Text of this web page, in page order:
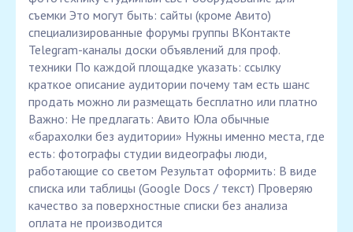
съемки Это могут быть: сайты (кроме Авито)
специализированные форумы группы ВКонтакте
Telegram-каналы доски объявлений для проф.
техники По каждой площадке указать: ссылку
краткое описание аудитории почему там есть шанс
продать можно ли размещать бесплатно или платно
Важно: Не предлагать: Авито Юла обычные
«барахолки без аудитории» Нужны именно места, где
есть: фотографы студии видеографы люди,
работающие со светом Результат оформить: В виде
списка или таблицы (Google Docs / текст) Проверяю
качество за поверхностные списки без анализа
оплата не производится